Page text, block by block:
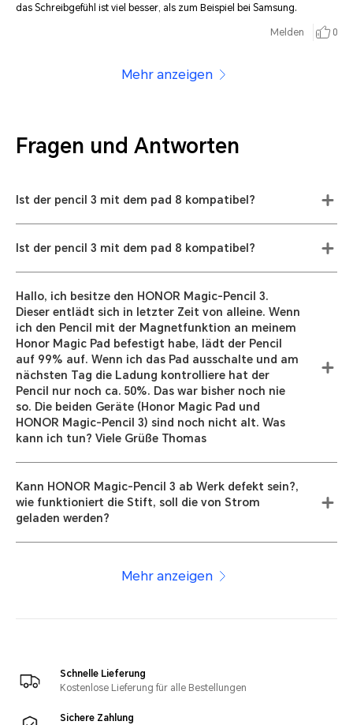
das Schreibgefühl ist viel besser, als zum Beispiel bei Samsung.
Melden 0
Mehr anzeigen
Fragen und Antworten
Ist der pencil 3 mit dem pad 8 kompatibel?
Ist der pencil 3 mit dem pad 8 kompatibel?
Hallo, ich besitze den HONOR Magic-Pencil 3.
Dieser entlädt sich in letzter Zeit von alleine. Wenn
ich den Pencil mit der Magnetfunktion an meinem
Honor Magic Pad befestigt habe, lädt der Pencil
auf 99% auf. Wenn ich das Pad ausschalte und am
nächsten Tag die Ladung kontrolliere hat der
Pencil nur noch ca. 50%. Das war bisher noch nie
so. Die beiden Geräte (Honor Magic Pad und
HONOR Magic-Pencil 3) sind noch nicht alt. Was
kann ich tun? Viele Grüße Thomas
Kann HONOR Magic-Pencil 3 ab Werk defekt sein?,
wie funktioniert die Stift, soll die von Strom
geladen werden?
Mehr anzeigen
Schnelle Lieferung
Kostenlose Lieferung für alle Bestellungen
Sichere Zahlung